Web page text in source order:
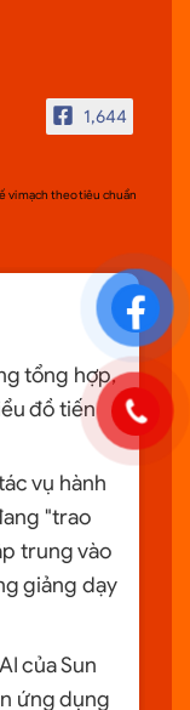
1,644
vi mạch theo tiêu chuẩn
tổng hợp,
đồ tiến
vụ hành
"trao
trung vào
giảng dạy
của Sun
ứng dụng